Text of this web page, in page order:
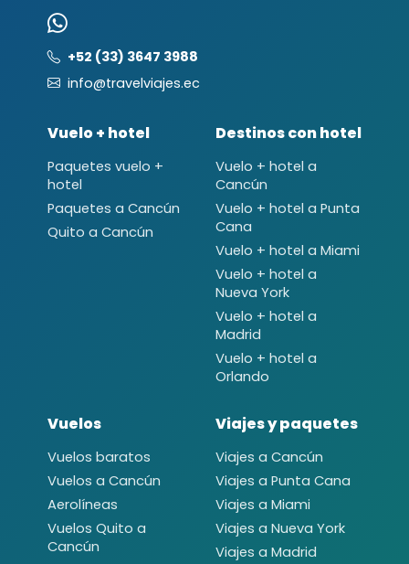
+52 (33) 3647 3988
info@travelviajes.ec
Vuelo + hotel
Paquetes vuelo +
hotel
Paquetes a Cancún
Quito a Cancún
Destinos con hotel
Vuelo + hotel a
Cancún
Vuelo + hotel a Punta
Cana
Vuelo + hotel a Miami
Vuelo + hotel a
Nueva York
Vuelo + hotel a
Madrid
Vuelo + hotel a
Orlando
Vuelos
Vuelos baratos
Vuelos a Cancún
Aerolíneas
Vuelos Quito a
Cancún
Viajes y paquetes
Viajes a Cancún
Viajes a Punta Cana
Viajes a Miami
Viajes a Nueva York
Viajes a Madrid